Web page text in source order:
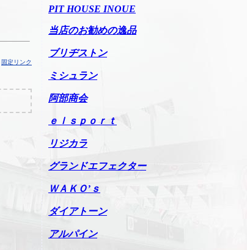
固定リンク
PIT HOUSE INOUE
当店のお勧めの逸品
ブリヂストン
ミシュラン
阿部商会
ｅｌｓｐｏｒｔ
リジカラ
グランドエフェクター
ＷＡＫＯ’ｓ
ダイアトーン
アルパイン